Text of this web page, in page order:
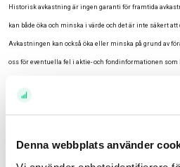
Denna webbplats använder
Historisk avkastning är ingen garanti för framtida
kan både öka och minska i värde och det är inte säkert
Avkastningen kan också öka eller minska på grund av
oss för eventuella fel i aktie- och fondinformationen som
och/eller åsikter från Avanza.
Relaterade ämnen